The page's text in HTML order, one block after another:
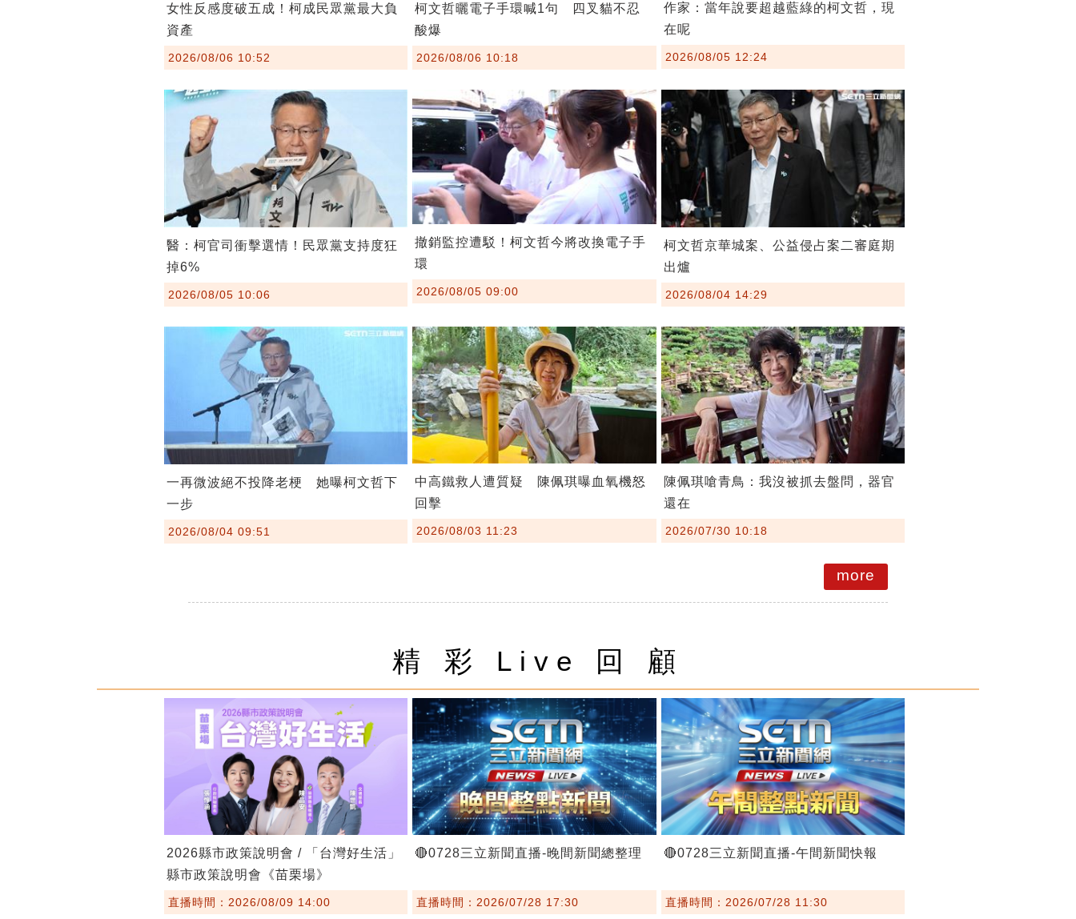
女性反感度破五成！柯成民眾黨最大負
資產
2026/08/06 10:52
柯文哲曬電子手環喊1句 四叉貓不忍
酸爆
2026/08/06 10:18
作家：當年說要超越藍綠的柯文哲，現
在呢
2026/08/05 12:24
醫：柯官司衝擊選情！民眾黨支持度狂
掉6%
2026/08/05 10:06
撤銷監控遭駁！柯文哲今將改換電子手
環
2026/08/05 09:00
柯文哲京華城案、公益侵占案二審庭期
出爐
2026/08/04 14:29
一再微波絕不投降老梗 她曝柯文哲下
一步
2026/08/04 09:51
中高鐵救人遭質疑 陳佩琪曝血氧機怒
回擊
2026/08/03 11:23
陳佩琪嗆青鳥：我沒被抓去盤問，器官
還在
2026/07/30 10:18
more
精 彩 Live 回 顧
2026縣市政策說明會 / 「台灣好生活」
縣市政策說明會《苗栗場》
直播時間：2026/08/09 14:00
🔴0728三立新聞直播-晚間新聞總整理
直播時間：2026/07/28 17:30
🔴0728三立新聞直播-午間新聞快報
直播時間：2026/07/28 11:30